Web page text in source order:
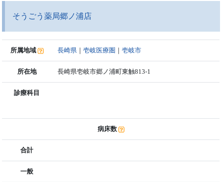
そうごう薬局郷ノ浦店
所属地域 長崎県 ｜壱岐医療圏 ｜壱岐市
所在地 長崎県壱岐市郷ノ浦町東触813-1
診療科目
病床数
合計
一般